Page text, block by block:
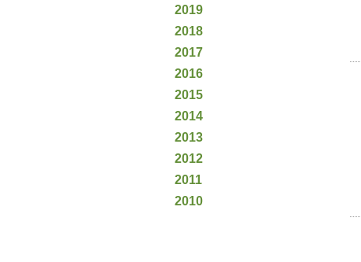
2019
2018
2017
2016
2015
2014
2013
2012
2011
2010